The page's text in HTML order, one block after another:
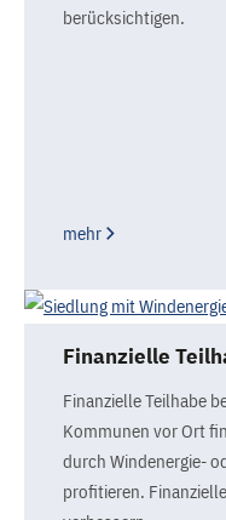
berücksichtigen.
mehr
Finanzielle
Finanzielle Teilhabe
Kommunen vor Ort
durch Windenergie-
profitieren.